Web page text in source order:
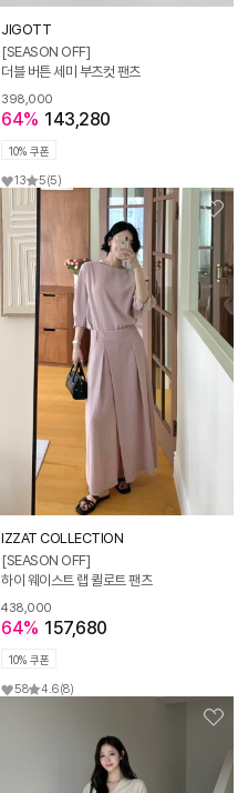
JIGOTT
[SEASON OFF]
더블 버튼 세미 부츠컷 팬츠
398,000
64% 143,280
10% 쿠폰
13 5(5)
IZZAT COLLECTION
[SEASON OFF]
하이 웨이스트 랩 퀼로트 팬츠
438,000
64% 157,680
10% 쿠폰
58 4.6(8)